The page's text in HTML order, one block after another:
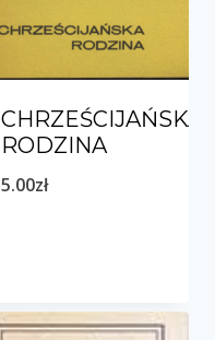
CHRZEŚCIJAŃSKA
RODZINA
5.00zł